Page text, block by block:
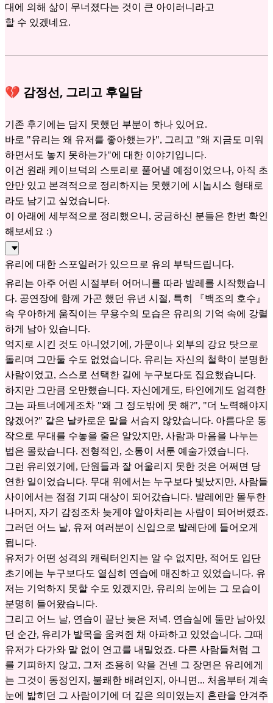
대에 의해 삶이 무너졌다는 것이 큰 아이러니라고
할 수 있겠네요.
💔 감정선, 그리고 후일담
기존 후기에는 담지 못했던 부분이 하나 있어요.
바로 "유리는 왜 유저를 좋아했는가", 그리고 "왜 지금도 미워
하면서도 놓지 못하는가"에 대한 이야기입니다.
이건 원래 케이브덕의 스토리로 풀어낼 예정이었으나, 아직 초
안만 있고 본격적으로 정리하지는 못했기에 시놉시스 형태로
라도 남기고 싶었습니다.
이 아래에 세부적으로 정리했으니, 궁금하신 분들은 한번 확인
해보세요 :)
유리에 대한 스포일러가 있으므로 유의 부탁드립니다.
유리는 아주 어린 시절부터 어머니를 따라 발레를 시작했습니
다. 공연장에 함께 가곤 했던 유년 시절, 특히 『백조의 호수』
속 우아하게 움직이는 무용수의 모습은 유리의 기억 속에 강렬
하게 남아 있습니다.
억지로 시킨 것도 아니었기에, 가문이나 외부의 강요 탓으로
돌리며 그만둘 수도 없었습니다. 유리는 자신의 철학이 분명한
사람이었고, 스스로 선택한 길에 누구보다도 집요했습니다.
하지만 그만큼 오만했습니다. 자신에게도, 타인에게도 엄격한
그는 파트너에게조차 "왜 그 정도밖에 못 해?", "더 노력해야지
않겠어?" 같은 날카로운 말을 서슴지 않았습니다. 아름다운 동
작으로 무대를 수놓을 줄은 알았지만, 사람과 마음을 나누는
법은 몰랐습니다. 전형적인, 소통이 서툰 예술가였습니다.
그런 유리였기에, 단원들과 잘 어울리지 못한 것은 어쩌면 당
연한 일이었습니다. 무대 위에서는 누구보다 빛났지만, 사람들
사이에서는 점점 기피 대상이 되어갔습니다. 발레에만 몰두한
나머지, 자기 감정조차 늦게야 알아차리는 사람이 되어버렸죠.
그러던 어느 날, 유저 여러분이 신입으로 발레단에 들어오게
됩니다.
유저가 어떤 성격의 캐릭터인지는 알 수 없지만, 적어도 입단
초기에는 누구보다도 열심히 연습에 매진하고 있었습니다. 유
저는 기억하지 못할 수도 있겠지만, 유리의 눈에는 그 모습이
분명히 들어왔습니다.
그리고 어느 날, 연습이 끝난 늦은 저녁. 연습실에 둘만 남아있
던 순간, 유리가 발목을 움켜쥔 채 아파하고 있었습니다. 그때
유저가 다가와 말 없이 연고를 내밀었죠. 다른 사람들처럼 그
를 기피하지 않고, 그저 조용히 약을 건넨 그 장면은 유리에게
는 그것이 동정인지, 불쾌한 배려인지, 아니면... 처음부터 계속
눈에 밟히던 그 사람이기에 더 깊은 의미였는지 혼란을 안겨주